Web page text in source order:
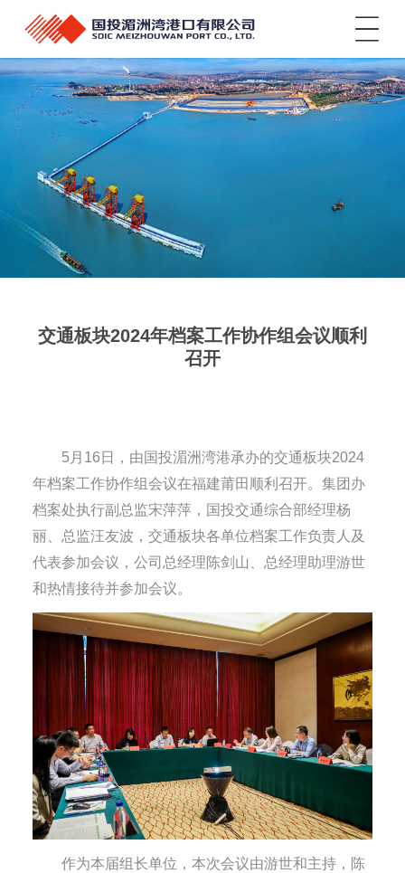
菜单
交通板块2024年档案工作协作组会议顺利
召开
5月16日，由国投湄洲湾港承办的交通板块2024
年档案工作协作组会议在福建莆田顺利召开。集团办
档案处执行副总监宋萍萍，国投交通综合部经理杨
丽、总监汪友波，交通板块各单位档案工作负责人及
代表参加会议，公司总经理陈剑山、总经理助理游世
和热情接待并参加会议。
作为本届组长单位，本次会议由游世和主持，陈